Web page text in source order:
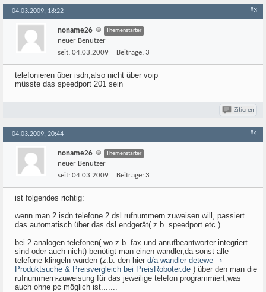
04.03.2009, 18:22 #3
noname26 Themenstarter
neuer Benutzer
seit: 04.03.2009 Beiträge: 3
telefonieren über isdn,also nicht über voip
müsste das speedport 201 sein
Zitieren
04.03.2009, 20:44 #4
noname26 Themenstarter
neuer Benutzer
seit: 04.03.2009 Beiträge: 3
ist folgendes richtig:
wenn man 2 isdn telefone 2 dsl rufnummern zuweisen will, passiert
das automatisch über das dsl endgerät( z.b. speedport etc )
bei 2 analogen telefonen( wo z.b. fax und anrufbeantworter integriert
sind oder auch nicht) benötigt man einen wandler,da sonst alle
telefone klingeln würden (z.b. den hier d/a wandler detewe –›
Produktsuche & Preisvergleich bei PreisRoboter.de ) über den man die
rufnummern-zuweisung für das jeweilige telefon programmiert,was
auch ohne pc möglich ist.......